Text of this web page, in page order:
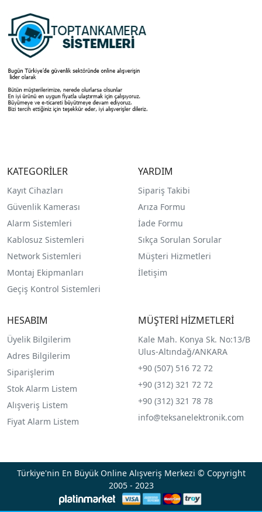
KATEGORİLER
Kayıt Cihazları
Güvenlik Kamerası
Alarm Sistemleri
Kablosuz Sistemleri
Network Sistemleri
Montaj Ekipmanları
Geçiş Kontrol Sistemleri
YARDIM
Sipariş Takibi
Arıza Formu
İade Formu
Sıkça Sorulan Sorular
Müşteri Hizmetleri
İletişim
HESABIM
Üyelik Bilgilerim
Adres Bilgilerim
Siparişlerim
Stok Alarm Listem
Alışveriş Listem
Fiyat Alarm Listem
MÜŞTERİ HİZMETLERİ
Kale Mah. Konya Sk. No:13/B
Ulus-Altındağ/ANKARA
+90 (507) 516 72 72
+90 (312) 321 72 72
+90 (312) 321 78 78
info@teksanelektronik.com
Türkiye'nin En Büyük Online Alışveriş Merkezi © Copyright
2005 - 2023